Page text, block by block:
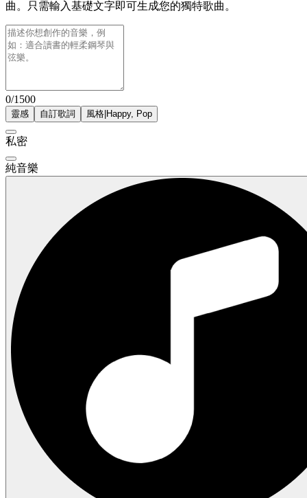
曲。只需輸入基礎文字即可生成您的獨特歌曲。
0/1500
靈感 自訂歌詞 風格 Happy, Pop
私密
純音樂